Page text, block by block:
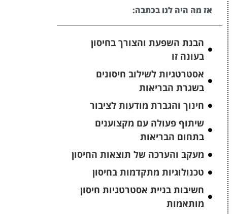
אז מה היה לנו בכתבה:
הבנת השפעת והצורך בחיסון
בעונה זו
אסטרטגיות לשילוב חיסונים
בשגרת הבריאות
חינוך והגברת מודעות לציבור
שיתוף פעולה עם מקצוענים
בתחום הבריאות
מעקב והערכה של תוצאות החיסון
טכנולוגיות מתקדמות בחיסון
חשיבות בניית אסטרטגיות חיסון
מותאמות